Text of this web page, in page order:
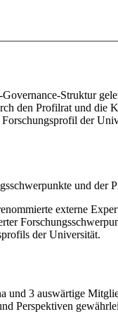
Struktur
den Profilrat und die
der
und
externe
der Universität.
3 auswärtige
Perspektiven